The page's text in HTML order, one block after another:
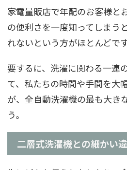
家電量販店で年配のお客様と
の便利さを一度知ってしまう
れないという方がほとんどです
要するに、洗濯に関わる一連
て、私たちの時間や手間を大
が、全自動洗濯機の最も大き
う。
二層式洗濯機との細かい